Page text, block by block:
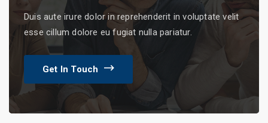
Duis aute irure dolor in reprehenderit in voluptate velit
esse cillum dolore eu fugiat nulla pariatur.
Get In Touch